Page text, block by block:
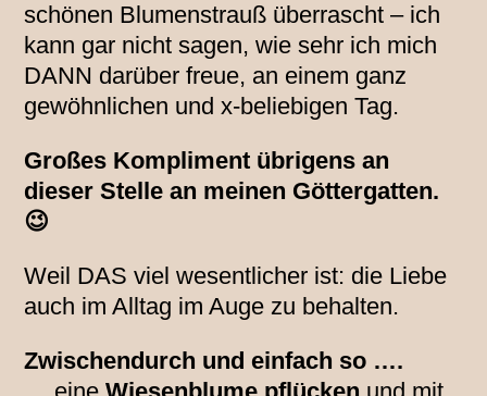
schönen Blumenstrauß überrascht – ich
kann gar nicht sagen, wie sehr ich mich
DANN darüber freue, an einem ganz
gewöhnlichen und x-beliebigen Tag.
Großes Kompliment übrigens an
dieser Stelle an meinen Göttergatten.
😉
Weil DAS viel wesentlicher ist: die Liebe
auch im Alltag im Auge zu behalten.
Zwischendurch und einfach so ….